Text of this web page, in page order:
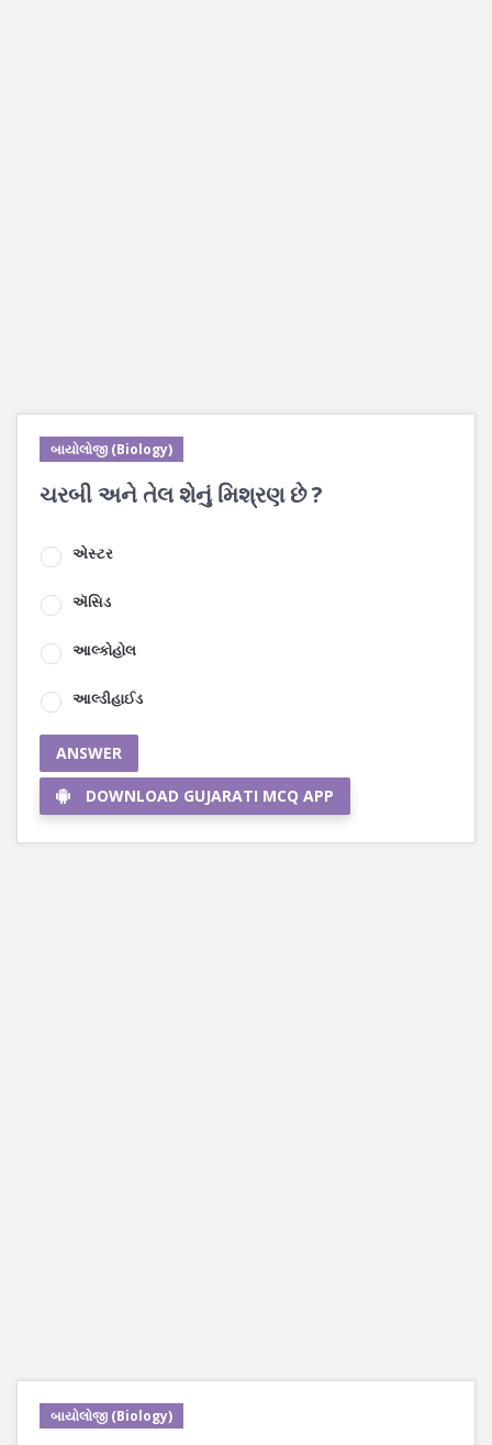
બાયોલોજી (Biology)
ચરબી અને તેલ શેનું મિશ્રણ છે ?
એસ્ટર
ઍસિડ
આલ્કોહોલ
આલ્ડીહાઈડ
ANSWER
DOWNLOAD GUJARATI MCQ APP
બાયોલોજી (Biology)